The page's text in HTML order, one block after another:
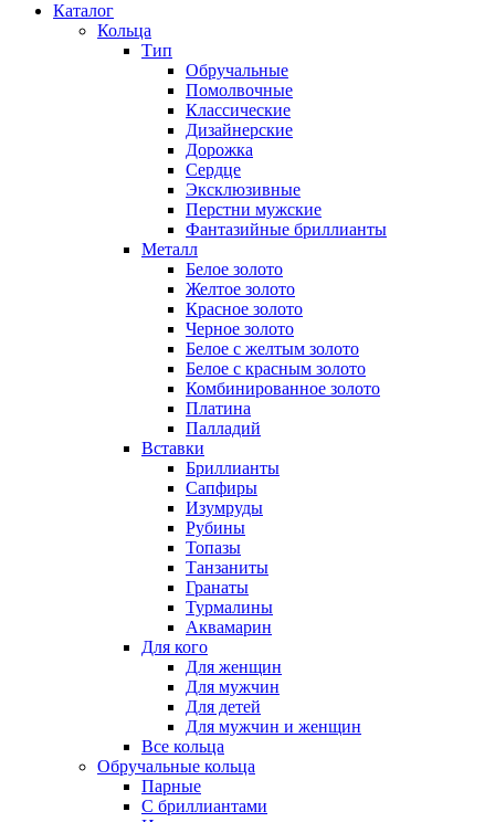
Каталог
Кольца
Тип
Обручальные
Помолвочные
Классические
Дизайнерские
Дорожка
Сердце
Эксклюзивные
Перстни мужские
Фантазийные бриллианты
Металл
Белое золото
Желтое золото
Красное золото
Черное золото
Белое с желтым золото
Белое с красным золото
Комбинированное золото
Платина
Палладий
Вставки
Бриллианты
Сапфиры
Изумруды
Рубины
Топазы
Танзаниты
Гранаты
Турмалины
Аквамарин
Для кого
Для женщин
Для мужчин
Для детей
Для мужчин и женщин
Все кольца
Обручальные кольца
Парные
С бриллиантами